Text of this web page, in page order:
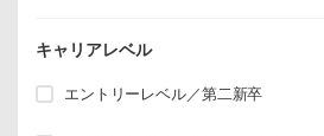
キャリアレベル
エントリーレベル／第二新卒